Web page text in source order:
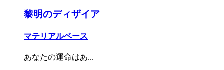
黎明のディザイア
マテリアルベース
あなたの運命はあ...